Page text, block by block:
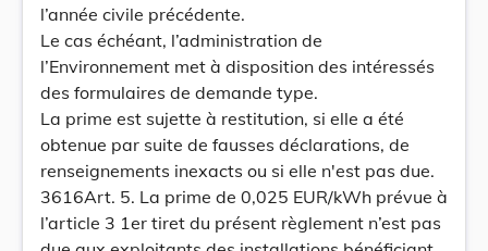
l’année civile précédente.
Le cas échéant, l’administration de
l’Environnement met à disposition des intéressés
des formulaires de demande type.
La prime est sujette à restitution, si elle a été
obtenue par suite de fausses déclarations, de
renseignements inexacts ou si elle n'est pas due.
3616Art. 5. La prime de 0,025 EUR/kWh prévue à
l’article 3 1er tiret du présent règlement n’est pas